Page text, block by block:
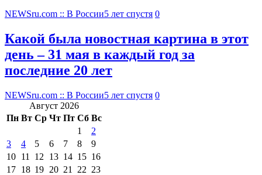
NEWSru.com :: В России5 лет спустя 0
Какой была новостная картина в этот
день – 31 мая в каждый год за
последние 20 лет
NEWSru.com :: В России5 лет спустя 0
Август 2026
Пн Вт Ср Чт Пт Сб Вс
1
2
3
4 5 6 7 8
9
10 11 12 13 14 15 16
17 18 19 20 21 22 23